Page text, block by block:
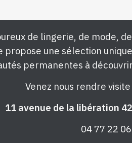
de lingerie, de mode,
propose une sélection
permanentes à
Venez nous rendre
11 avenue de la libération
04 77 22